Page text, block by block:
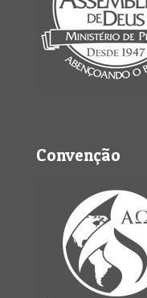
Convenção